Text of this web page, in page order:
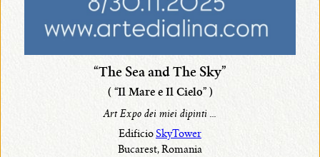
“The Sea and The Sky”
( “Il Mare e Il Cielo” )
Art Expo dei miei dipinti ...
Edificio SkyTower
Bucarest, Romania